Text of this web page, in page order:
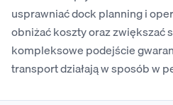
usprawniać dock planning i
obniżać koszty oraz zwiększać
kompleksowe podejście
transport działają w sposób w